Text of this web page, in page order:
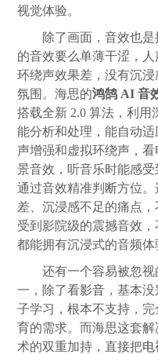
视觉体验。
除了画面，音效也
的音效要么单薄干涩，
环绕声效果差，没有沉
氛围。海思的鸿鹄 AI 音
搭载全新 2.0 算法，利
能分析和处理，能自动
声增强和虚拟环绕声，
景音效，听音乐时能感
通过音效精准判断方位
差、沉浸感不足的痛点
受到影院级的震撼音效
都能拥有沉浸式的音频体
还有一个容易被忽
一，除了看影音 ，基本
子学习，根本不支持，
育的需求。而海思这套
术的双重加持，直接把电